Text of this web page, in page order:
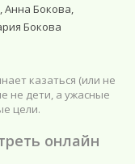
Анна Бокова,
Бокова
казаться (или не
не дети, а ужасные
цели.
онлайн